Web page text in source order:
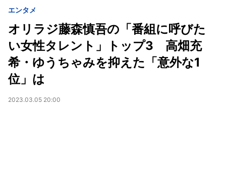
エンタメ
オリラジ藤森慎吾の「番組に呼びた
い女性タレント」トップ3 高畑充
希・ゆうちゃみを抑えた「意外な1
位」は
2023.03.05 20:00